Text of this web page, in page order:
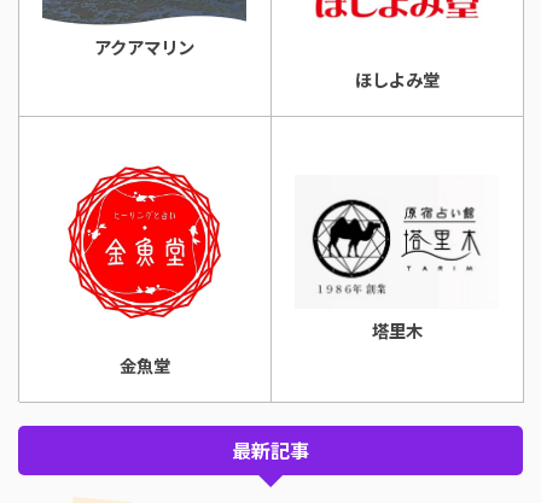
アクアマリン
ほしよみ堂
金魚堂
塔里木
最新記事